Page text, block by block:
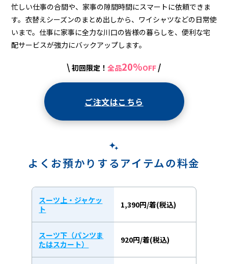
忙しい仕事の合間や、家事の隙間時間にスマートに依頼できま
す。衣替えシーズンのまとめ出しから、ワイシャツなどの日常使
いまで。仕事に家事に全力な川口の皆様の暮らしを、便利な宅
配サービスが強力にバックアップします。
\ 初回限定！ 全品20%OFF /
ご注文はこちら
よくお預かりするアイテムの料金
スーツ上・ジャケッ
ト
1,390円/着(税込)
スーツ下（パンツま
たはスカート）
920円/着(税込)